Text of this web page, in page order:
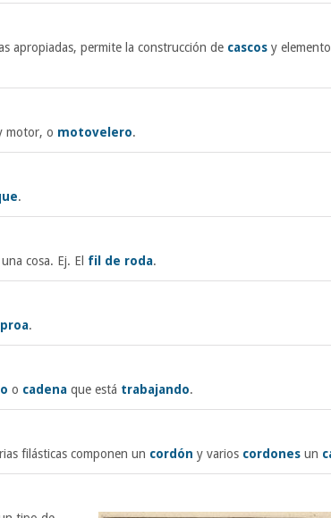
apropiadas, permite la construcción de cascos y
motor, o motovelero.
.
cosa. Ej. El fil de roda.
proa.
o cadena que está trabajando.
filásticas componen un cordón y varios cordones un